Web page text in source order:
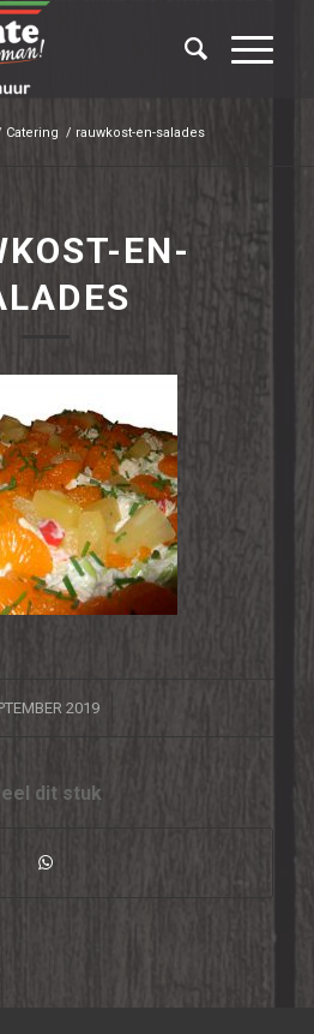
Catering / rauwkost-en-salades
EN-
2019
/
dit stuk